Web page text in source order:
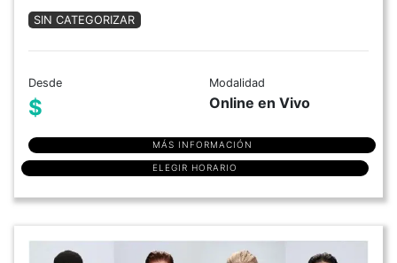
SIN CATEGORIZAR
Desde
$
Modalidad
Online en Vivo
MÁS INFORMACIÓN
ELEGIR HORARIO